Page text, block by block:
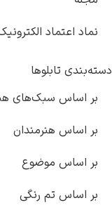
نماد اعتماد
دسته‌بندی تابلوها
بر اساس سبک‌های
بر اساس هنرمندان
بر اساس موضوع
بر اساس تم رنگی